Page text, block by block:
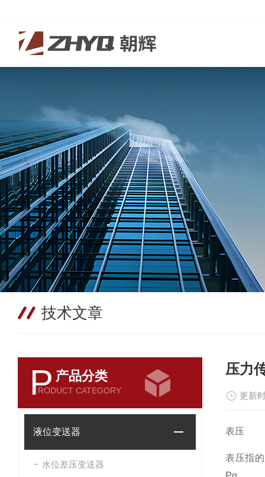
技术文章
P 产品分类
RODUCT CATEGORY
液位变送器
水位差压变送器
压力
更新
表压
表压指